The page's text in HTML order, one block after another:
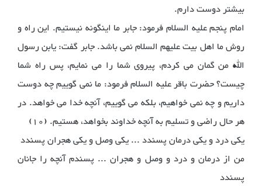
بیشتر دوست دارم.
امام پنجم علیه السلام فرمود: جابر ما اینگونه نیستیم. این راه و
روش ما اهل بیت علیهم السلام نمی باشد. جابر گفت: یابن رسول
الله من گمان می کردم، پیروی شما را می نمایم، پس راه شما
چیست؟ حضرت باقر علیه السلام فرمود: ما نمی گوییم چه دوست
داریم و چه نمی خواهیم، بلکه می گوییم، آنچه خدا می خواهد. در
هر حال راضی و تسلیم به آنچه خداوند بخواهد، هستیم. (10)
یکی درد و یکی درمان پسندد ... یکی وصل و یکی هجران پسندد
من از درمان و درد و وصل و هجران ... پسندم آنچه را جانان
پسندد